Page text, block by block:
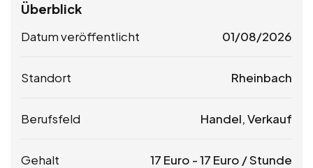
Überblick
Datum veröffentlicht 01/08/2026
Standort Rheinbach
Berufsfeld Handel, Verkauf
Gehalt 17 Euro -17 Euro / Stunde